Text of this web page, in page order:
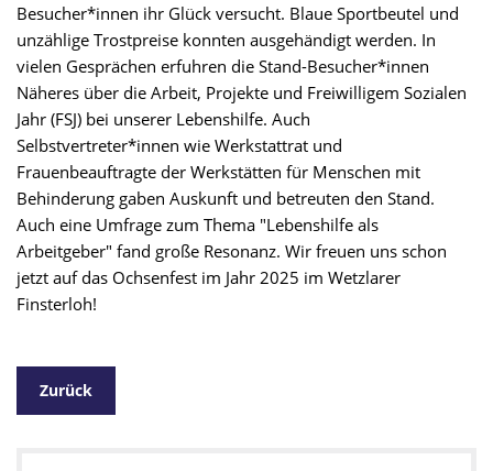
Besucher*innen ihr Glück versucht. Blaue Sportbeutel und
unzählige Trostpreise konnten ausgehändigt werden. In
vielen Gesprächen erfuhren die Stand-Besucher*innen
Näheres über die Arbeit, Projekte und Freiwilligem Sozialen
Jahr (FSJ) bei unserer Lebenshilfe. Auch
Selbstvertreter*innen wie Werkstattrat und
Frauenbeauftragte der Werkstätten für Menschen mit
Behinderung gaben Auskunft und betreuten den Stand.
Auch eine Umfrage zum Thema "Lebenshilfe als
Arbeitgeber" fand große Resonanz. Wir freuen uns schon
jetzt auf das Ochsenfest im Jahr 2025 im Wetzlarer
Finsterloh!
Zurück